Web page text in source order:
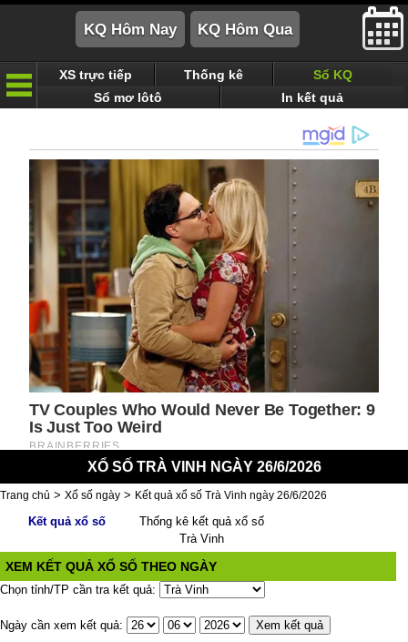
XS trực tiếp Thống kê
Sổ KQ
Sổ mơ lôtô
In kết quả
XỔ SỐ TRÀ VINH NGÀY 26/6/2026
Trang chủ > Xổ số ngày > Kết quả xổ số Trà Vinh ngày 26/6/2026
Kết quả xổ số
Thống kê kết quả xổ số
Trà Vinh
XEM KẾT QUẢ XỔ SỐ THEO NGÀY
Chọn tỉnh/TP cần tra kết quả:
Ngày cần xem kết quả: